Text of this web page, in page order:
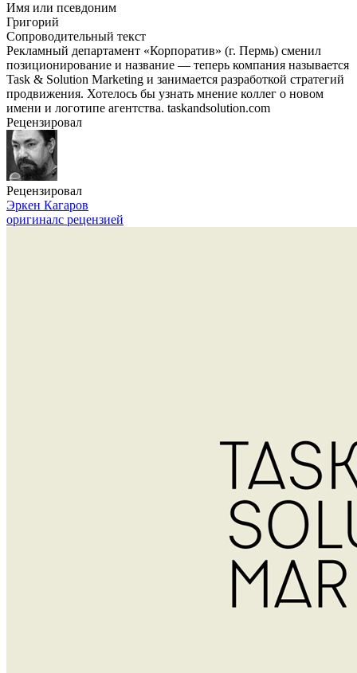
Имя или псевдоним
Григорий
Сопроводительный текст
Рекламный департамент «Корпоратив» (г. Пермь) сменил
позиционирование и название — теперь компания называется
Task & Solution Marketing и занимается разработкой стратегий
продвижения. Хотелось бы узнать мнение коллег о новом
имени и логотипе агентства. taskandsolution.com
Рецензировал
Рецензировал
Эркен Кагаров
оригиналс рецензией